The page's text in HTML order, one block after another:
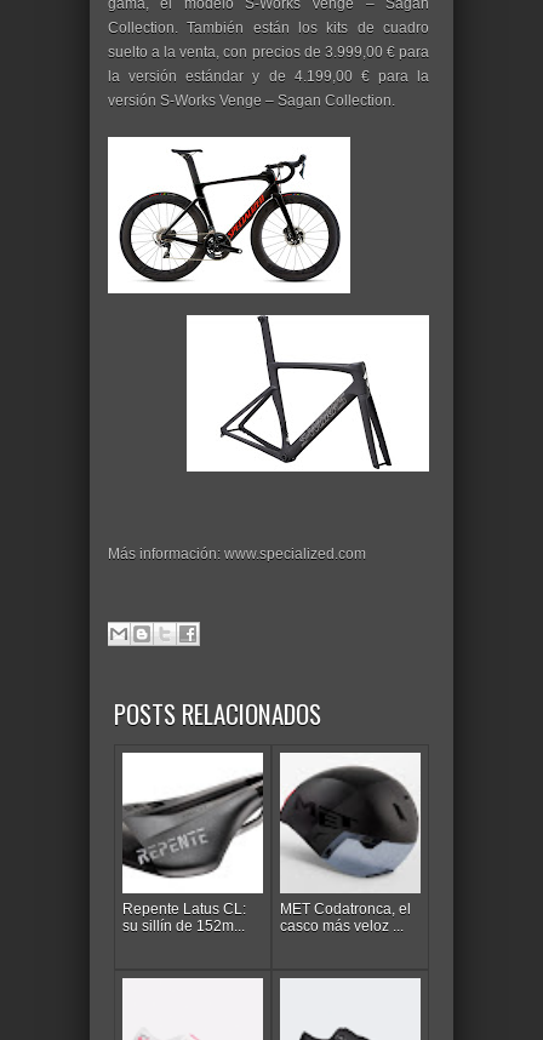
Collection. También están los kits de cuadro
suelto a la venta, con precios de 3.999,00 € para
la versión estándar y de 4.199,00 € para la
versión S-Works Venge – Sagan Collection.
Más información: www.specialized.com
POSTS RELACIONADOS
Repente Latus CL:
su sillín de 152m...
MET Codatronca, el
casco más veloz ...